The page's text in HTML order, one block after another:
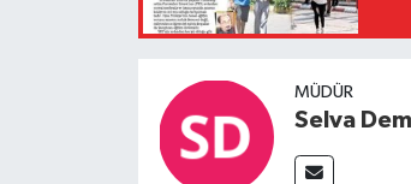
MÜDÜR
Selva